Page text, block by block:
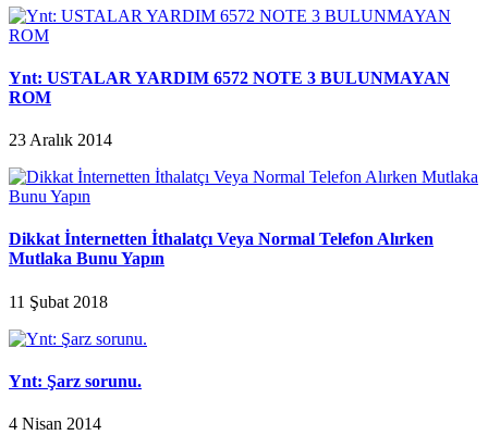
Ynt: USTALAR YARDIM 6572 NOTE 3 BULUNMAYAN
ROM
23 Aralık 2014
Dikkat İnternetten İthalatçı Veya Normal Telefon Alırken
Mutlaka Bunu Yapın
11 Şubat 2018
Ynt: Şarz sorunu.
4 Nisan 2014